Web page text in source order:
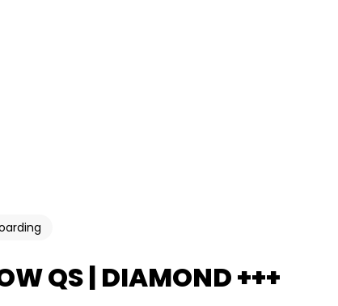
QS | DIAMOND +++